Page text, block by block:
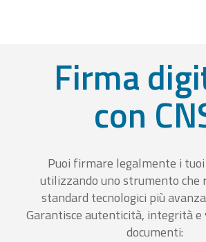
Firma
con
Puoi firmare legalmente i
utilizzando uno strumento che
standard tecnologici più
Garantisce autenticità, integrità e
documenti: